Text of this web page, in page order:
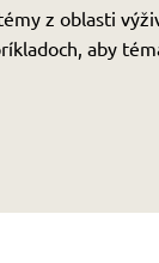
z oblasti
aby